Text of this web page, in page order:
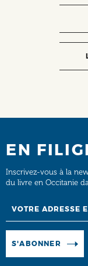
EN
Inscrivez-vous à la
du livre en Occitanie
S'ABONNER